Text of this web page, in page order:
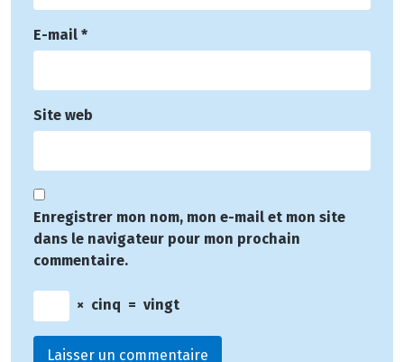
E-mail *
Site web
Enregistrer mon nom, mon e-mail et mon site
dans le navigateur pour mon prochain
commentaire.
× cinq = vingt